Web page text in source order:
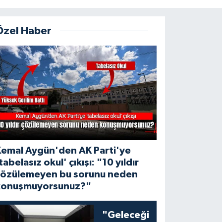
Haber
Aygün'den AK Parti'ye
okul' çıkışı: "10 yıldır
bu sorunu neden
"Geleceği